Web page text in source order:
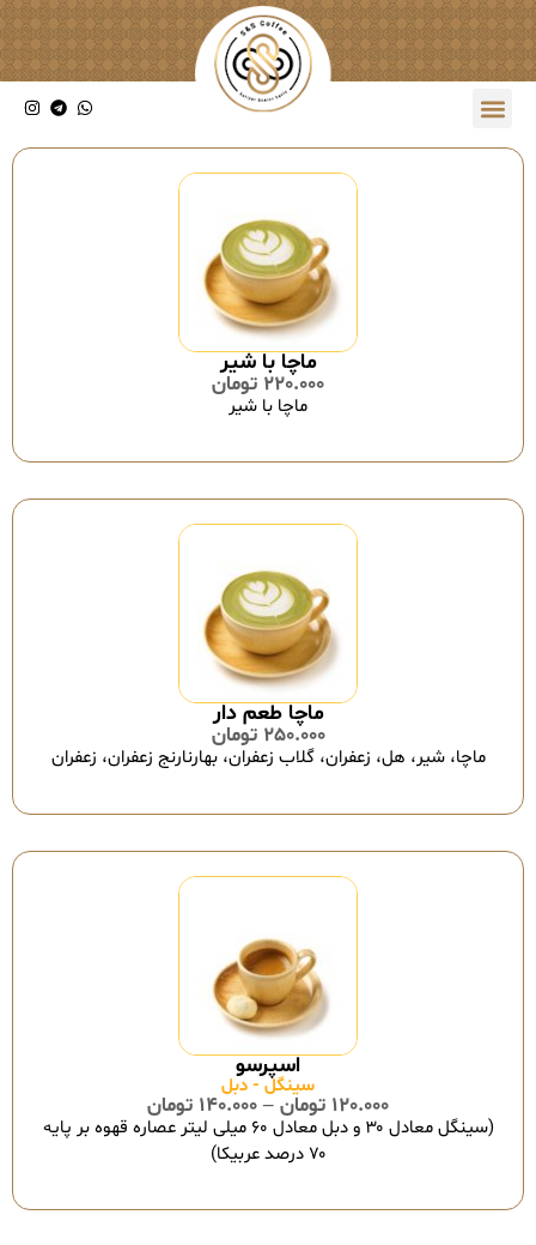
ماچا با شیر
220.000 تومان
ماچا با شیر
ماچا طعم دار
250.000 تومان
ماچا، شیر، هل، زعفران، گلاب زعفران، بهارنارنج زعفران، زعفران
سینگل - دبل
120.000 تومان –
140.000 تومان
(سینگل معادل ۳۰ و دبل معادل ۶۰ میلی لیتر عصاره قهوه بر پایه
۷۰ درصد عربیکا)